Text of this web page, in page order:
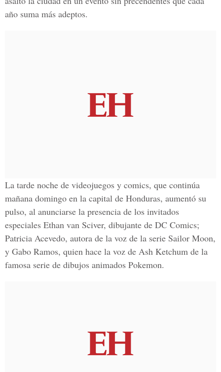
año suma más adeptos.
La tarde noche de videojuegos y comics, que continúa
mañana domingo en la capital de Honduras, aumentó su
pulso, al anunciarse la presencia de los invitados
especiales Ethan van Sciver, dibujante de DC Comics;
Patricia Acevedo, autora de la voz de la serie Sailor Moon,
y Gabo Ramos, quien hace la voz de Ash Ketchum de la
famosa serie de dibujos animados Pokemon.